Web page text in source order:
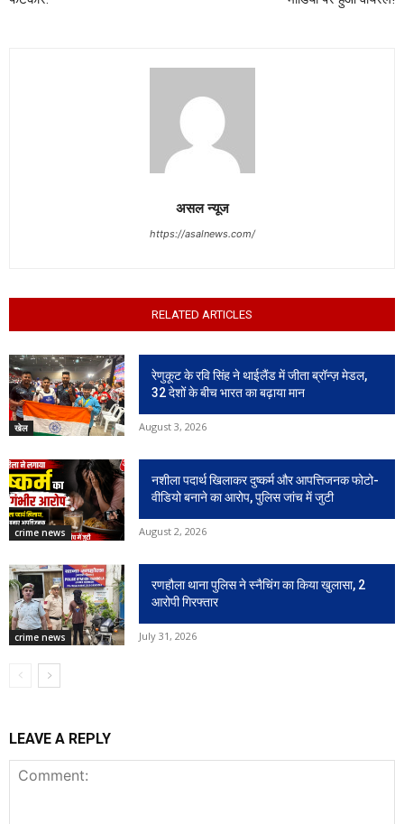
असल न्यूज
https://asalnews.com/
RELATED ARTICLES
खेल
रेणुकूट के रवि सिंह ने थाईलैंड में जीता ब्रॉन्ज़ मेडल,
32 देशों के बीच भारत का बढ़ाया मान
August 3, 2026
crime news
नशीला पदार्थ खिलाकर दुष्कर्म और आपत्तिजनक फोटो-
वीडियो बनाने का आरोप, पुलिस जांच में जुटी
August 2, 2026
crime news
रणहौला थाना पुलिस ने स्नैचिंग का किया खुलासा, 2
आरोपी गिरफ्तार
July 31, 2026
LEAVE A REPLY